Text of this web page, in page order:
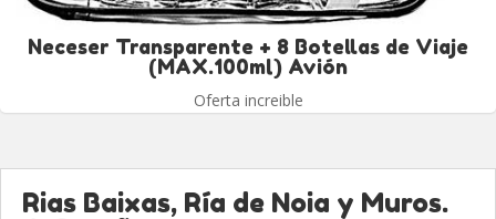
Neceser Transparente + 8 Botellas de Viaje
(MAX.100ml) Avión
Oferta increible
Rias Baixas, Ría de Noia y Muros.